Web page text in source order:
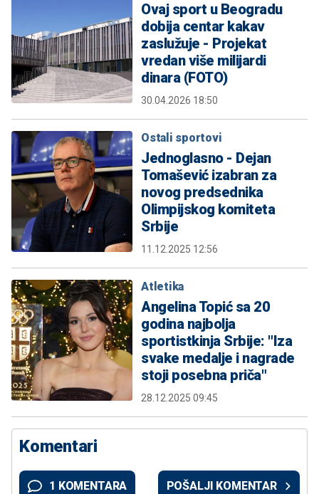
Ovaj sport u Beogradu
dobija centar kakav
zaslužuje - Projekat
vredan više milijardi
dinara (FOTO)
30.04.2026 18:50
Ostali sportovi
Jednoglasno - Dejan
Tomašević izabran za
novog predsednika
Olimpijskog komiteta
Srbije
11.12.2025 12:56
Atletika
Angelina Topić sa 20
godina najbolja
sportistkinja Srbije: "Iza
svake medalje i nagrade
stoji posebna priča"
28.12.2025 09:45
Komentari
1 KOMENTARA POŠALJI KOMENTAR